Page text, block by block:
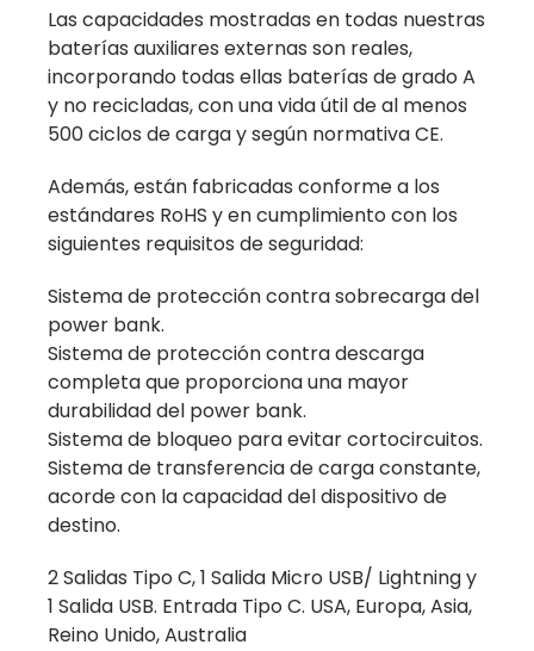
Las capacidades mostradas en todas nuestras
baterías auxiliares externas son reales,
incorporando todas ellas baterías de grado A
y no recicladas, con una vida útil de al menos
500 ciclos de carga y según normativa CE.
Además, están fabricadas conforme a los
estándares RoHS y en cumplimiento con los
siguientes requisitos de seguridad:
Sistema de protección contra sobrecarga del
power bank.
Sistema de protección contra descarga
completa que proporciona una mayor
durabilidad del power bank.
Sistema de bloqueo para evitar cortocircuitos.
Sistema de transferencia de carga constante,
acorde con la capacidad del dispositivo de
destino.
2 Salidas Tipo C, 1 Salida Micro USB/ Lightning y
1 Salida USB. Entrada Tipo C. USA, Europa, Asia,
Reino Unido, Australia